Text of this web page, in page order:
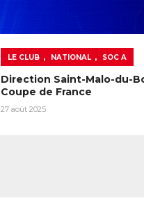
LE CLUB , NATIONAL , SOC A
Direction Saint-Malo-du-
Coupe de France
27 août 2025